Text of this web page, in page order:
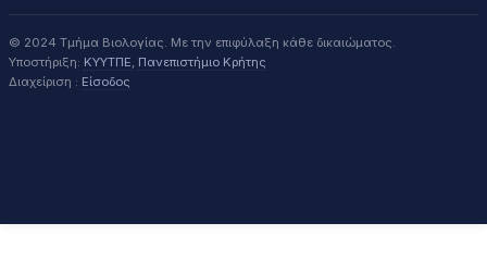
© 2024 Τμήμα Βιολογίας. Με την επιφύλαξη κάθε δικαιώματος.
Υποστήριξη: ΚΥΥΤΠΕ Πανεπιστήμιο Κρήτης
Διαχείριση : Είσοδος